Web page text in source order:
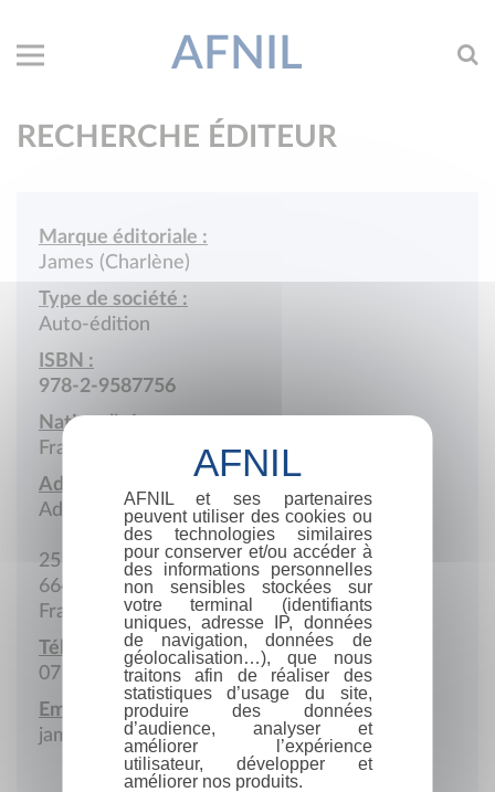
AFNIL
RECHERCHE ÉDITEUR
Marque éditoriale :
James (Charlène)
Type de société :
Auto-édition
ISBN :
978-2-9587756
Nationalité :
France
Adresse :
Adresse postale
25 Rue des Trouvères
66470 Sainte-Marie-la-Mer
France
Téléphone portable :
07 66 32 73 46
Email :
jamesfamilyy8@gmail.com
AFNIL et ses partenaires
peuvent utiliser des cookies ou
des technologies similaires
pour conserver et/ou accéder à
des informations personnelles
non sensibles stockées sur
votre terminal (identifiants
uniques, adresse IP, données
de navigation, données de
géolocalisation…), que nous
traitons afin de réaliser des
statistiques d’usage du site,
produire des données
d’audience, analyser et
améliorer l’expérience
utilisateur, développer et
améliorer nos produits.